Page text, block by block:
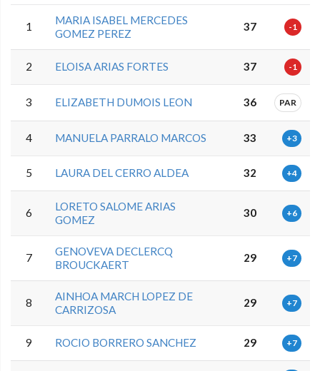
1
MARIA ISABEL MERCEDES
GOMEZ PEREZ
37 -1
2 ELOISA ARIAS FORTES 37 -1
3 ELIZABETH DUMOIS LEON 36 PAR
4 MANUELA PARRALO MARCOS 33 +3
5 LAURA DEL CERRO ALDEA 32 +4
6
LORETO SALOME ARIAS
GOMEZ
30 +6
7
GENOVEVA DECLERCQ
BROUCKAERT
29 +7
8
AINHOA MARCH LOPEZ DE
CARRIZOSA
29 +7
9 ROCIO BORRERO SANCHEZ 29 +7